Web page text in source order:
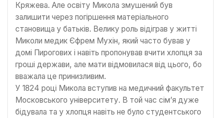
Кряжева. Але освіту Микола змушений був
залишити через погіршення матеріального
становища у батьків. Велику роль відіграв у житті
Миколи медик Єфрем Мухін, який часто бував у
домі Пирогових і навіть пропонував вчити хлопця за
гроші держави, але мати відмовилася від цього, бо
вважала це принизливим.
У 1824 році Микола вступив на медичний факультет
Московського університету. В той час сім’я дуже
бідувала та у хлопця навіть не було студентського